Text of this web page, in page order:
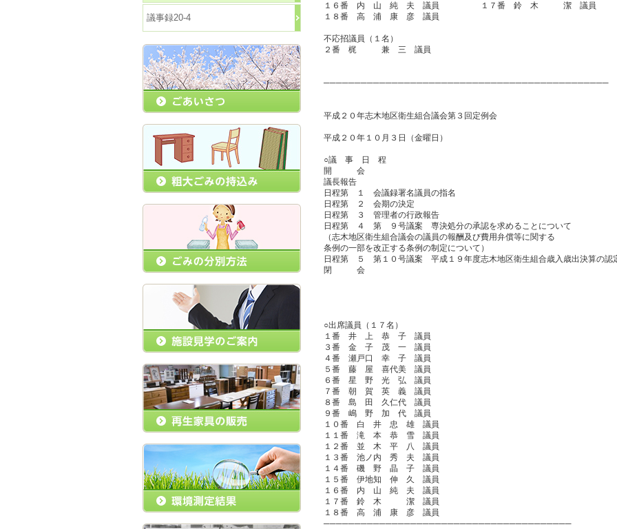
議事録20-4
１６番 内 山 純 夫 議員 １７番 鈴 木 潔 議員
１８番 高 浦 康 彦 議員
不応招議員（１名）
２番 梶 兼 三 議員
──────────────────────────────────────────────
平成２０年志木地区衛生組合議会第３回定例会
平成２０年１０月３日（金曜日）
○議 事 日 程
開 会
議長報告
日程第 １ 会議録署名議員の指名
日程第 ２ 会期の決定
日程第 ３ 管理者の行政報告
日程第 ４ 第 ９号議案 専決処分の承認を求めることについて
（志木地区衛生組合議会の議員の報酬及び費用弁償等に関する
条例の一部を改正する条例の制定について）
日程第 ５ 第１０号議案 平成１９年度志木地区衛生組合歳入歳出決算の認
閉 会
○出席議員（１７名）
１番 井 上 恭 子 議員
３番 金 子 茂 一 議員
４番 瀬戸口 幸 子 議員
５番 藤 屋 喜代美 議員
６番 星 野 光 弘 議員
７番 朝 賀 英 義 議員
８番 島 田 久仁代 議員
９番 嶋 野 加 代 議員
１０番 白 井 忠 雄 議員
１１番 滝 本 恭 雪 議員
１２番 並 木 平 八 議員
１３番 池ノ内 秀 夫 議員
１４番 磯 野 晶 子 議員
１５番 伊地知 伸 久 議員
１６番 内 山 純 夫 議員
１７番 鈴 木 潔 議員
１８番 高 浦 康 彦 議員
────────────────────────────────────────